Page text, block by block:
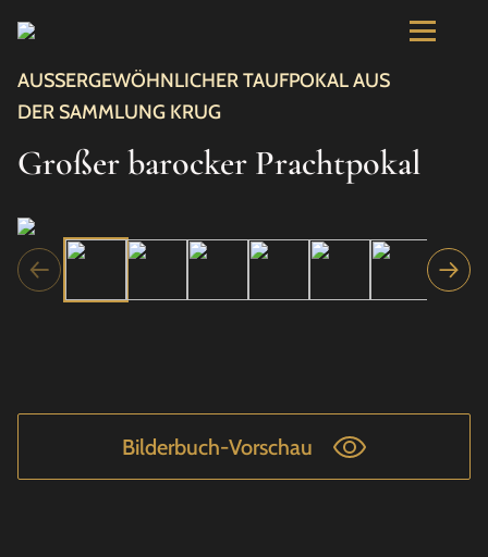
AUSSERGEWÖHNLICHER TAUFPOKAL AUS
DER SAMMLUNG KRUG
Großer barocker Prachtpokal
Bilderbuch-Vorschau